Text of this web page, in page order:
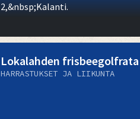
2,&nbsp;Kalanti.
Lokalahden frisbeegolfrata
HARRASTUKSET JA LIIKUNTA